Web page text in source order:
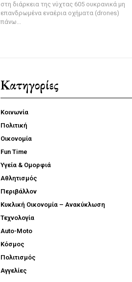
στη διάρκεια της νύχτας 605 ουκρανικά μη
επανδρωμένα εναέρια οχήματα (drones)
πάνω...
Κατηγορίες
Κοινωνία
Πολιτική
Οικονομία
Fun Time
Υγεία & Ομορφιά
Αθλητισμός
Περιβάλλον
Κυκλική Οικονομία – Ανακύκλωση
Τεχνολογία
Auto-Moto
Κόσμος
Πολιτισμός
Αγγελίες